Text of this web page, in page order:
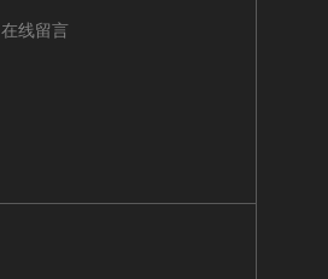
在线留言